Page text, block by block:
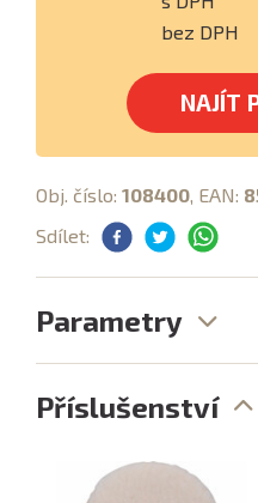
bez DPH
NAJÍT
Obj. číslo: 108400, EAN:
Sdílet:
Parametry
Příslušenství